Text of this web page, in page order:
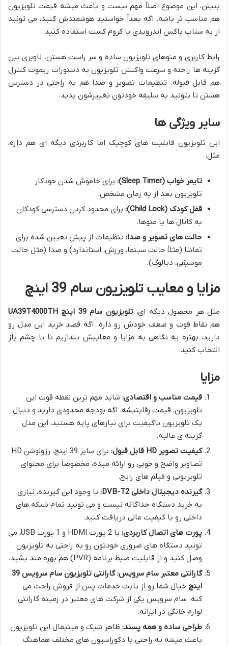
ببینن، این موضوع اصلاً مهم نیست و باعث میشه قیمت تلویزیون
هم مناسب تر باشه. اگه بعداً خواستید هوشمندش کنید، می تونید
از یه ستاپ باکس اندرویدی یا کروم کست استفاده کنید.
رابط کاربری و منوهای تلویزیون ساده و سر راست هستن. ناوبری بین
گزینه ها راحته و سرعت واکنش تلویزیون به دستورات ریموت کنترل
هم قابل قبوله. تنظیمات تصویر و صدا هم به راحتی در دسترس
هستن تا بتونید به سلیقه خودتون تغییرشون بدید.
سایر ویژگی ها
این تلویزیون قابلیت های کوچیک اما کاربردی دیگه ای هم داره،
مثل:
تایمر خواب (Sleep Timer):
برای خاموش شدن خودکار
تلویزیون بعد از یه زمان مشخص.
قفل کودک (Child Lock):
برای محدود کردن دسترسی کودکان
به کانال ها یا منوها.
حالت های تصویر و صدا: تنظیمات از پیش تعیین شده برای
تماشا (مثلاً حالت سینما، ورزش، استاندارد) و صدا (مثل حالت
موسیقی، دیالوگ).
مزایا و معایب تلویزیون سام 39 اینچ
مثل هر محصول دیگه ای،تلویزیون سام 39 اینچ UA39T4000TH
هم نقاط قوت و ضعف خودش رو داره. اگه قصد خرید این مدل رو
دارید، بهتره یه نگاهی به مزایا و معایبش بندازیم تا با چشم باز
انتخاب کنید.
مزایا
قیمت مناسب و اقتصادی: شاید مهم ترین نقطه قوت این
تلویزیون، قیمت رقابتیشه. اگه بودجه محدودی دارید و دنبال
یک تلویزیون باکیفیت برای نیازهای پایه هستید، این مدل
گزینه ی عالیه.
کیفیت تصویر HD قابل قبول:
برای سایز 39 اینچ، رزولوشن HD
تصاویر واضح و خوبی رو ارائه میده، مخصوصاً برای محتوای
تلویزیونی و فیلم های رایج.
گیرنده دیجیتال داخلی DVB-T2:
با وجود این گیرنده، نیازی
به خرید دستگاه جداگانه نیست و می تونید تمام شبکه های
داخلی رو با کیفیت عالی دریافت کنید.
پورت های اتصال کاربردی:
با 2 پورت HDMI و 1 پورت USB، می
تونید دستگاه های ضروری خودتون رو به راحتی به تلویزیون
وصل کنید و از قابلیت ضبط برنامه (PVR) هم بهره مند بشید.
گارانتی معتبر سام سرویس:
گارانتی تلویزیون سام سرویس 39
اینچ خیال شما رو از بابت خدمات پس از فروش راحت می
کنه. سام سرویس یکی از شرکت های معتبر در زمینه گارانتی
لوازم خانگی در ایرانه.
طراحی ساده و همه پسند: ظاهر شیک و مینیمال این تلویزیون
باعث میشه به راحتی با دکوراسیون های مختلف هماهنگ